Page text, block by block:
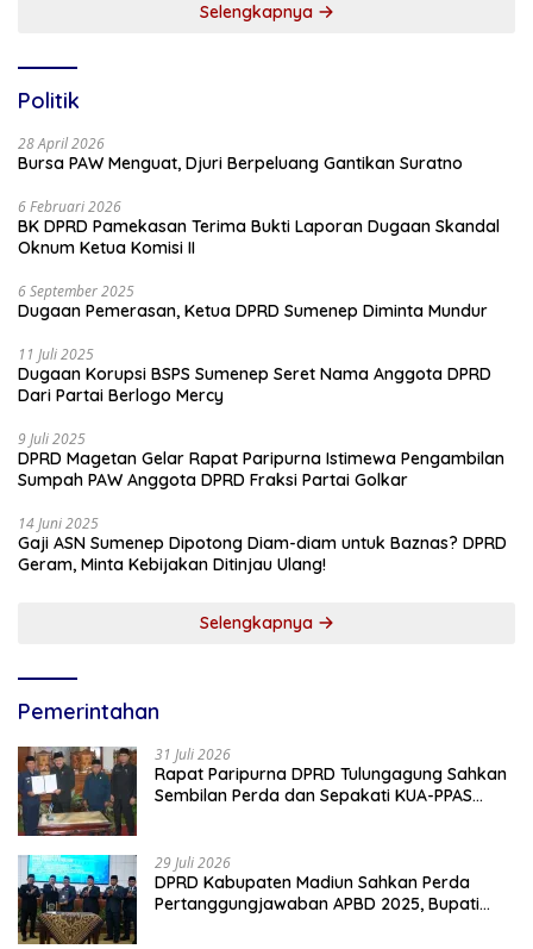
Selengkapnya
Politik
28 April 2026
Bursa PAW Menguat, Djuri Berpeluang Gantikan Suratno
6 Februari 2026
BK DPRD Pamekasan Terima Bukti Laporan Dugaan Skandal
Oknum Ketua Komisi II
6 September 2025
Dugaan Pemerasan, Ketua DPRD Sumenep Diminta Mundur
11 Juli 2025
Dugaan Korupsi BSPS Sumenep Seret Nama Anggota DPRD
Dari Partai Berlogo Mercy
9 Juli 2025
DPRD Magetan Gelar Rapat Paripurna Istimewa Pengambilan
Sumpah PAW Anggota DPRD Fraksi Partai Golkar
14 Juni 2025
Gaji ASN Sumenep Dipotong Diam-diam untuk Baznas? DPRD
Geram, Minta Kebijakan Ditinjau Ulang!
Selengkapnya
Pemerintahan
31 Juli 2026
Rapat Paripurna DPRD Tulungagung Sahkan
Sembilan Perda dan Sepakati KUA-PPAS
29 Juli 2026
DPRD Kabupaten Madiun Sahkan Perda
Pertanggungjawaban APBD 2025, Bupati